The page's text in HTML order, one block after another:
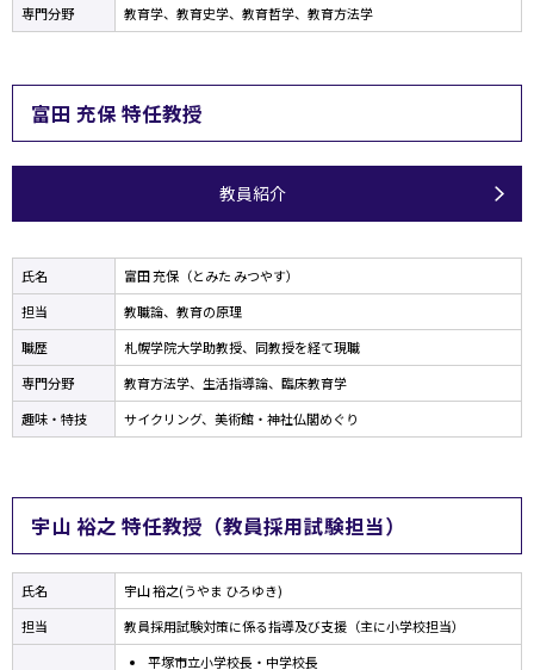
専門分野
教育学、教育史学、教育哲学、教育方法学
富田 充保 特任教授
教員紹介
氏名
富田 充保（とみた みつやす）
担当
教職論、教育の原理
職歴
札幌学院大学助教授、同教授を経て現職
専門分野
教育方法学、生活指導論、臨床教育学
趣味・特技
サイクリング、美術館・神社仏閣めぐり
宇山 裕之 特任教授（教員採用試験担当）
氏名
宇山 裕之(うやま ひろゆき)
担当
教員採用試験対策に係る指導及び支援（主に小学校担当）
平塚市立小学校長・中学校長